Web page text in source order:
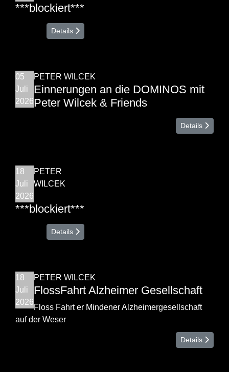
***blockiert***
Details
05
Juli
2026
PETER WILCEK
Einnerungen an die DOMINOS mit
Peter Wilcek & Friends
Details
18
Juli
2026
PETER
WILCEK
***blockiert***
Details
18
Juli
2026
PETER WILCEK
FlossFahrt Alzheimer Gesellschaft
Floss Fahrt er Mindener Alzheimergesellschaft
auf der Weser
Details